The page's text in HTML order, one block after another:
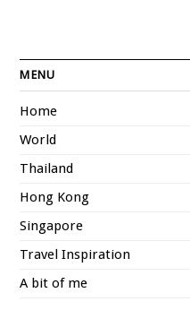
MENU
Home
World
Thailand
Hong Kong
Singapore
Travel Inspiration
A bit of me